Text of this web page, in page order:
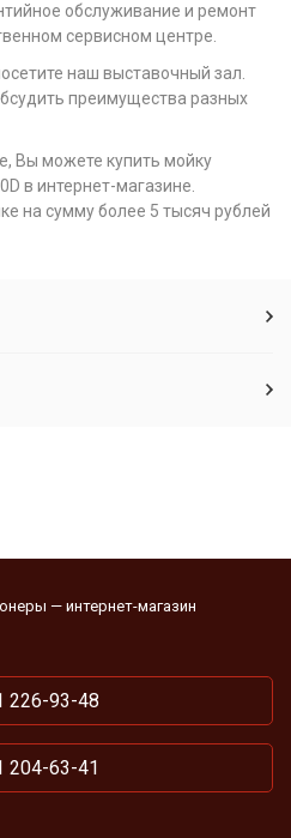
обслуживание и ремонт
сервисном центре.
наш выставочный зал.
преимущества разных
Вы можете купить мойку
в интернет-магазине.
на сумму более 5 тысяч рублей
— интернет-магазин
226-93-48
204-63-41